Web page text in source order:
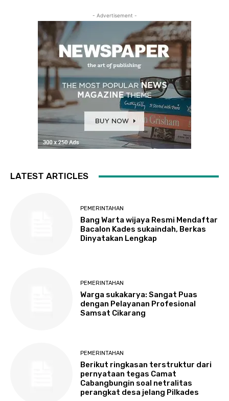
- Advertisement -
LATEST ARTICLES
PEMERINTAHAN
Bang Warta wijaya Resmi Mendaftar
Bacalon Kades sukaindah, Berkas
Dinyatakan Lengkap
PEMERINTAHAN
Warga sukakarya: Sangat Puas
dengan Pelayanan Profesional
Samsat Cikarang
PEMERINTAHAN
Berikut ringkasan terstruktur dari
pernyataan tegas Camat
Cabangbungin soal netralitas
perangkat desa jelang Pilkades